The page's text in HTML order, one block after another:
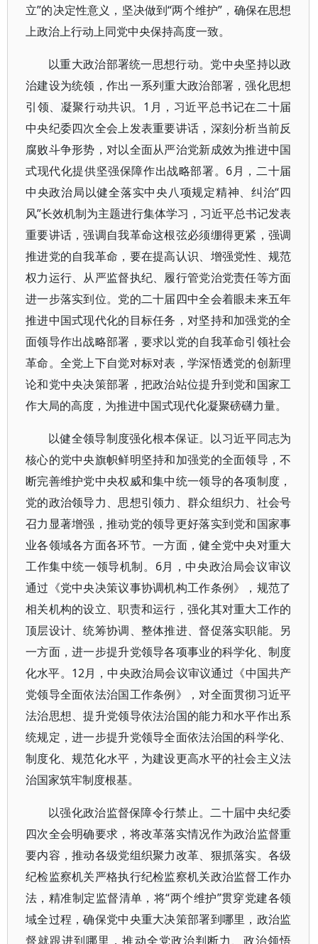
立”的决定性意义，坚决做到“两个维护”，确保在思想
上政治上行动上同党中央保持高度一致。
以重大政治部署统一思想行动。党中央坚持以政
治建设为统领，作出一系列重大政治部署，强化思想
引领、凝聚行动共识。1月，习近平总书记在二十届
中央纪委四次全会上发表重要讲话，深刻分析当前反
腐败斗争形势，对以全面从严治党新成效为推进中国
式现代化提供坚强保障作出战略部署。6月，二十届
中央政治局以健全落实中央八项规定精神、纠治“四
风”长效机制为主题进行集体学习，习近平总书记发表
重要讲话，强调自我革命这根弦必须绷得更紧，强调
推进党的自我革命，要在提高认识、增强党性、规范
权力运行、从严监督执纪、履行管党治党责任等方面
进一步落实到位。党的二十届四中全会着眼未来五年
推进中国式现代化的目标任务，对坚持和加强党的全
面领导作出战略部署，要求以党的自我革命引领社会
革命。全党上下自觉对标对表，学深悟透党的创新理
论和党中央决策部署，把政治站位提升到党和国家工
作大局的高度，为推进中国式现代化凝聚磅礴力量。
以健全领导制度强化根本保证。以习近平同志为
核心的党中央旗帜鲜明坚持和加强党的全面领导，不
断完善维护党中央权威和集中统一领导的各项制度，
党的政治领导力、思想引领力、群众组织力、社会号
召力显著增强，推动党的领导更好落实到党和国家事
业各领域各方面各环节。一方面，健全党中央对重大
工作集中统一领导机制。6月，中央政治局会议审议
通过《党中央决策议事协调机构工作条例》，规范了
相关机构的设立、职责和运行，强化其对重大工作的
顶层设计、统筹协调、整体推进、督促落实职能。另
一方面，进一步提升党领导各项事业的科学化、制度
化水平。12月，中央政治局会议审议通过《中国共产
党领导全面依法治国工作条例》，对全面贯彻习近平
法治思想、提升党领导依法治国的能力和水平作出系
统规定，进一步提升党领导全面依法治国的科学化、
制度化、规范化水平，为建设更高水平的社会主义法
治国家筑牢制度根基。
以强化政治监督保障令行禁止。二十届中央纪委
四次全会明确要求，将改革落实情况作为政治监督重
要内容，推动各级党组织聚力改革、狠抓落实。各级
纪检监察机关严格执行纪检监察机关政治监督工作办
法，精准制定监督清单，将“两个维护”贯穿党建各领
域全过程，确保党中央重大决策部署到哪里，政治监
督就跟进到哪里，推动全党政治判断力、政治领悟